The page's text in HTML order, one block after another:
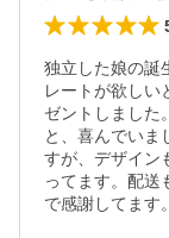
独立した娘の誕
レートが欲しい
ゼントしました
と、喜んでいま
すが、デザイン
ってます。配送
で感謝してます。